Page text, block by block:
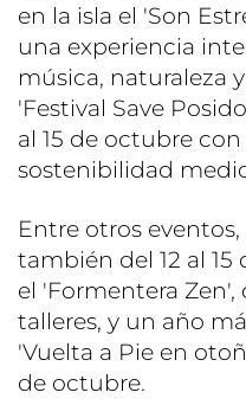
en la isla el 'Son
una experiencia
música, naturaleza
'Festival Save
al 15 de octubre
sostenibilidad
Entre otros
también del 12 al 15
el 'Formentera
talleres, y un año
'Vuelta a Pie en
de octubre.